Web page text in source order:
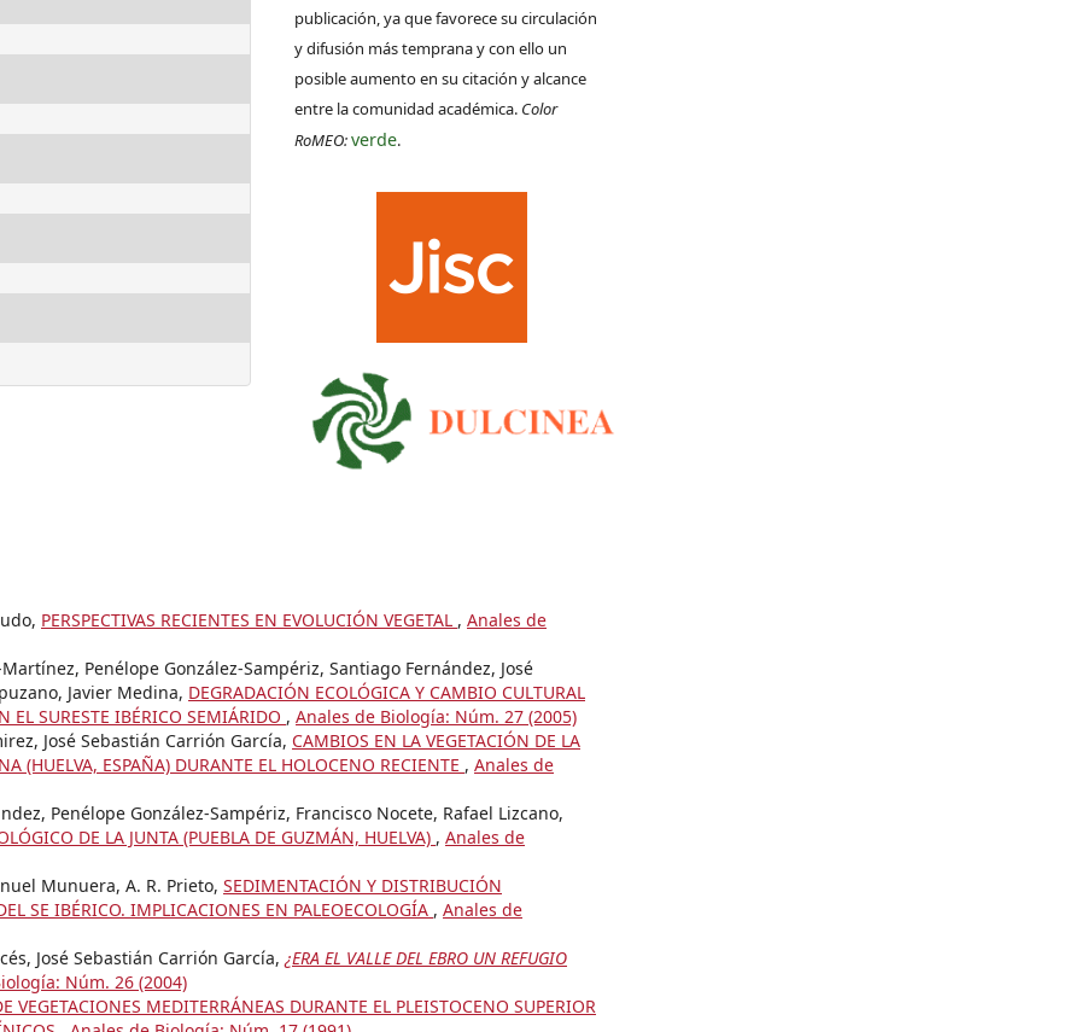
publicación, ya que favorece su circulación
y difusión más temprana y con ello un
posible aumento en su citación y alcance
entre la comunidad académica. Color
RoMEO:verde.
PERSPECTIVAS RECIENTES EN EVOLUCIÓN VEGETAL , Anales de
Penélope González-Sampériz, Santiago Fernández, José
Javier Medina, DEGRADACIÓN ECOLÓGICA Y CAMBIO CULTURAL
EL SURESTE IBÉRICO SEMIÁRIDO , Anales de Biología: Núm. 27 (2005)
José Sebastián Carrión García, CAMBIOS EN LA VEGETACIÓN DE LA
(HUELVA, ESPAÑA) DURANTE EL HOLOCENO RECIENTE , Anales de
Penélope González-Sampériz, Francisco Nocete, Rafael Lizcano,
DE LA JUNTA (PUEBLA DE GUZMÁN, HUELVA) , Anales de
Munuera, A. R. Prieto, SEDIMENTACIÓN Y DISTRIBUCIÓN
SE IBÉRICO. IMPLICACIONES EN PALEOECOLOGÍA , Anales de
José Sebastián Carrión García, ¿ERA EL VALLE DEL EBRO UN REFUGIO
Núm. 26 (2004)
VEGETACIONES MEDITERRÁNEAS DURANTE EL PLEISTOCENO SUPERIOR